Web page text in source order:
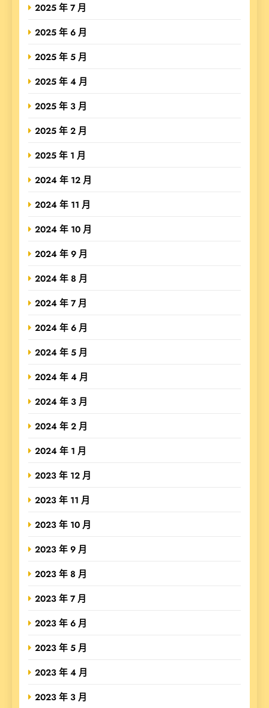
2025 年 7 月
2025 年 6 月
2025 年 5 月
2025 年 4 月
2025 年 3 月
2025 年 2 月
2025 年 1 月
2024 年 12 月
2024 年 11 月
2024 年 10 月
2024 年 9 月
2024 年 8 月
2024 年 7 月
2024 年 6 月
2024 年 5 月
2024 年 4 月
2024 年 3 月
2024 年 2 月
2024 年 1 月
2023 年 12 月
2023 年 11 月
2023 年 10 月
2023 年 9 月
2023 年 8 月
2023 年 7 月
2023 年 6 月
2023 年 5 月
2023 年 4 月
2023 年 3 月